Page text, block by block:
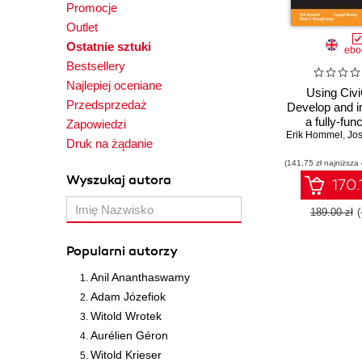
Promocje
Outlet
Ostatnie sztuki
Bestsellery
Najlepiej oceniane
Przedsprzedaż
Zapowiedzi
Druk na żądanie
Wyszukaj autora
Popularni autorzy
Anil Ananthaswamy
Adam Józefiok
Witold Wrotek
Aurélien Géron
Witold Krieser
Using
Develop and
a fully-
systematic
Erik Hommel ,
(141,75 zł
189.00 zł